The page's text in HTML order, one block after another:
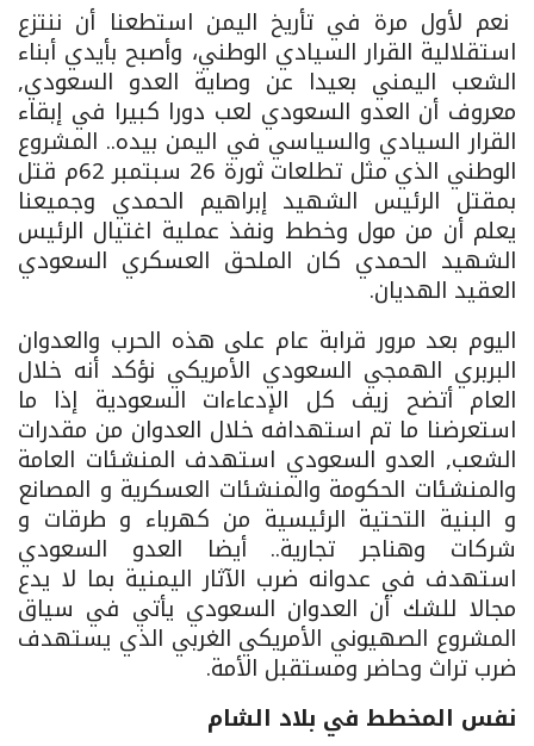
نعم لأول مرة في تأريخ اليمن استطعنا أن ننتزع
استقلالية القرار السيادي الوطني، وأصبح بأيدي أبناء
الشعب اليمني بعيدا عن وصاية العدو السعودي,
معروف أن العدو السعودي لعب دورا كبيرا في إبقاء
القرار السيادي والسياسي في اليمن بيده.. المشروع
الوطني الذي مثل تطلعات ثورة 26 سبتمبر 62م قتل
بمقتل الرئيس الشهيد إبراهيم الحمدي وجميعنا
يعلم أن من مول وخطط ونفذ عملية اغتيال الرئيس
الشهيد الحمدي كان الملحق العسكري السعودي
العقيد الهديان.
اليوم بعد مرور قرابة عام على هذه الحرب والعدوان
البربري الهمجي السعودي الأمريكي نؤكد أنه خلال
العام أتضح زيف كل الإدعاءات السعودية إذا ما
استعرضنا ما تم استهدافه خلال العدوان من مقدرات
الشعب, العدو السعودي استهدف المنشئات العامة
والمنشئات الحكومة والمنشئات العسكرية و المصانع
و البنية التحتية الرئيسية من كهرباء و طرقات و
شركات وهناجر تجارية.. أيضا العدو السعودي
استهدف في عدوانه ضرب الآثار اليمنية بما لا يدع
مجالا للشك أن العدوان السعودي يأتي في سياق
المشروع الصهيوني الأمريكي الغربي الذي يستهدف
ضرب تراث وحاضر ومستقبل الأمة.
نفس المخطط في بلاد الشام